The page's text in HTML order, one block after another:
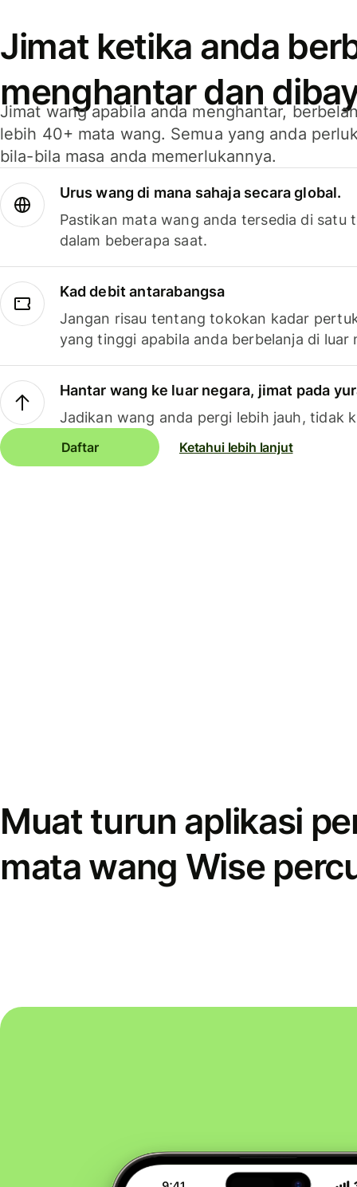
Jimat ketika anda
menghantar dan
Jimat wang apabila anda menghantar,
lebih 40+ mata wang. Semua yang anda
bila-bila masa anda memerlukannya.
Urus wang di mana sahaja secara global.
Pastikan mata wang anda tersedia di satu
dalam beberapa saat.
Kad debit antarabangsa
Jangan risau tentang tokokan kadar
yang tinggi apabila anda berbelanja di luar
Hantar wang ke luar negara, jimat pada
Jadikan wang anda pergi lebih jauh, tidak
Daftar Ketahui lebih lanjut
Muat turun aplikasi
mata wang Wise